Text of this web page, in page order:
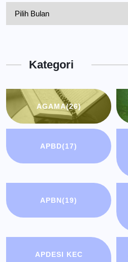
BandungKategori
AGAMA(26)
APBD(17)
APBN(19)
APDESI KEC